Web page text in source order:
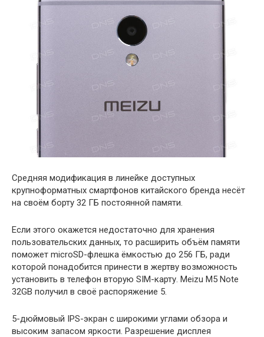
Средняя модификация в линейке доступных
крупноформатных смартфонов китайского бренда несёт
на своём борту 32 ГБ постоянной памяти.
Если этого окажется недостаточно для хранения
пользовательских данных, то расширить объём памяти
поможет microSD-флешка ёмкостью до 256 ГБ, ради
которой понадобится принести в жертву возможность
установить в телефон вторую SIM-карту. Meizu M5 Note
32GB получил в своё распоряжение 5.
5-дюймовый IPS-экран с широкими углами обзора и
высоким запасом яркости. Разрешение дисплея